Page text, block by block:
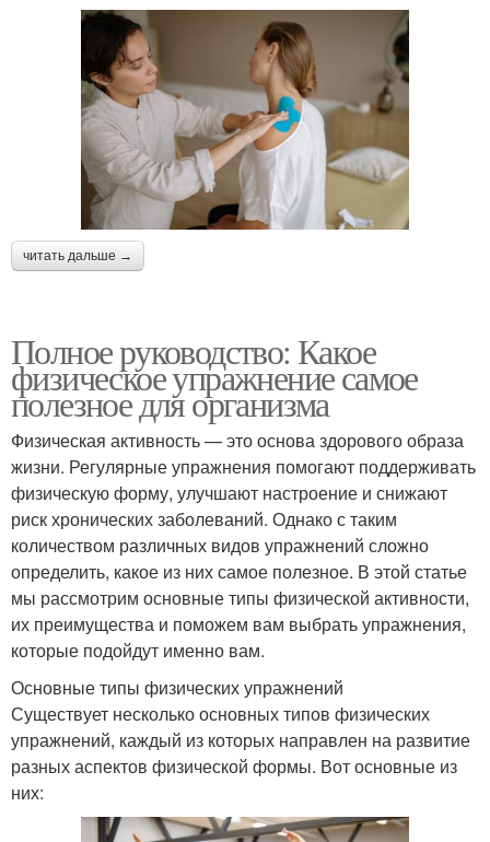
читать дальше →
Полное руководство: Какое
физическое упражнение самое
полезное для организма
Физическая активность — это основа здорового образа
жизни. Регулярные упражнения помогают поддерживать
физическую форму, улучшают настроение и снижают
риск хронических заболеваний. Однако с таким
количеством различных видов упражнений сложно
определить, какое из них самое полезное. В этой статье
мы рассмотрим основные типы физической активности,
их преимущества и поможем вам выбрать упражнения,
которые подойдут именно вам.
Основные типы физических упражнений
Существует несколько основных типов физических
упражнений, каждый из которых направлен на развитие
разных аспектов физической формы. Вот основные из
них: